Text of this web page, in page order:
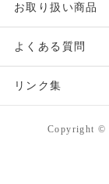
お取り扱い商品
よくある質問
リンク集
Copyright ©